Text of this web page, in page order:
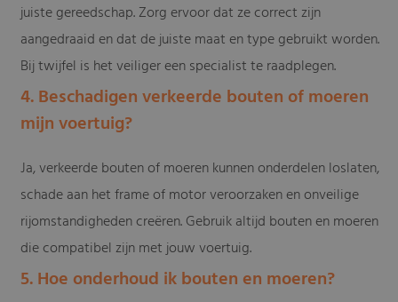
juiste gereedschap. Zorg ervoor dat ze correct zijn
aangedraaid en dat de juiste maat en type gebruikt worden.
Bij twijfel is het veiliger een specialist te raadplegen.
4. Beschadigen verkeerde bouten of moeren
mijn voertuig?
Ja, verkeerde bouten of moeren kunnen onderdelen loslaten,
schade aan het frame of motor veroorzaken en onveilige
rijomstandigheden creëren. Gebruik altijd bouten en moeren
die compatibel zijn met jouw voertuig.
5. Hoe onderhoud ik bouten en moeren?